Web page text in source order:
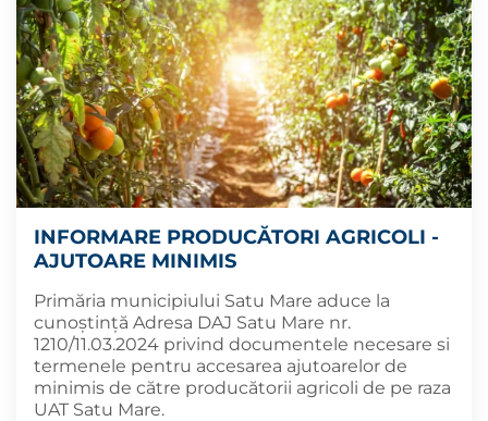
INFORMARE PRODUCĂTORI AGRICOLI -
AJUTOARE MINIMIS
Primăria municipiului Satu Mare aduce la
cunoștință Adresa DAJ Satu Mare nr.
1210/11.03.2024 privind documentele necesare si
termenele pentru accesarea ajutoarelor de
minimis de către producătorii agricoli de pe raza
UAT Satu Mare.